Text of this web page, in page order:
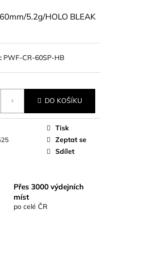
5.2g/HOLO BLEAK
PWF-CR-60SP-HB
DO KOŠÍKU
Tisk
Zeptat se
Sdílet
Přes 3000 výdejních
míst
po celé ČR